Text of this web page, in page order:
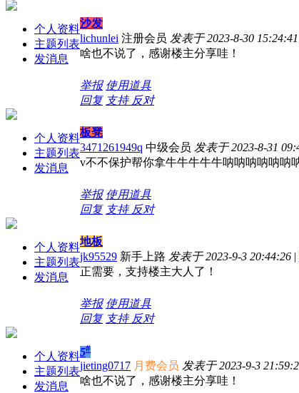
个人资料
主题列表
发消息
沙发
lichunlei 注册会员 发表于 2023-8-30 15:24:41
啥也不说了，感谢楼主分享哇！
举报 使用道具
回复 支持 反对
个人资料
主题列表
发消息
板凳
3471261949q 中级会员 发表于 2023-8-31
v不不保护帮你拿牛牛牛牛牛呐呐呐呐呐呐
举报 使用道具
回复 支持 反对
个人资料
主题列表
发消息
地板
jk95529 新手上路 发表于 2023-9-3 20:44:26 |
正需要，支持楼主大人了！
举报 使用道具
回复 支持 反对
个人资料
主题列表
发消息
5#
jieting0717 月费会员 发表于 2023-9-3
啥也不说了，感谢楼主分享哇！